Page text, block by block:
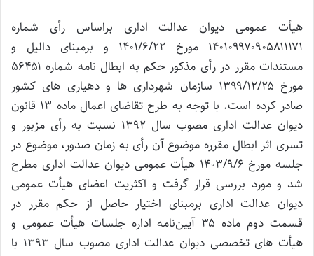
هیأت عمومی دیوان عدالت اداری براساس رأی شماره
۱۴۰۱۰۹۹۷۰۹۰۵۸۱۱۱۷۱ مورخ ۱۴۰۱/۶/۲۲ و برمبنای دالیل و
مستندات مقرر در رأی مذکور حکم به ابطال نامه شماره ۵۶۴۵۱
مورخ ۱۳۹۹/۱۲/۲۵ سازمان شهرداری ها و دهیاری های کشور
صادر کرده است. با توجه به طرح تقاضای اعمال ماده ۱۳ قانون
دیوان عدالت اداری مصوب سال ۱۳۹۲ نسبت به رأی مزبور و
تسری اثر ابطال مقرره موضوع آن رأی به زمان صدور، موضوع در
جلسه مورخ ۱۴۰۳/۹/۶ هیأت عمومی دیوان عدالت اداری مطرح
شد و مورد بررسی قرار گرفت و اکثریت اعضای هیأت عمومی
دیوان عدالت اداری برمبنای اختیار حاصل از حکم مقرر در
قسمت دوم ماده ۳۵ آیین‌نامه اداره جلسات هیأت عمومی و
هیأت های تخصصی دیوان عدالت اداری مصوب سال ۱۳۹۳ با